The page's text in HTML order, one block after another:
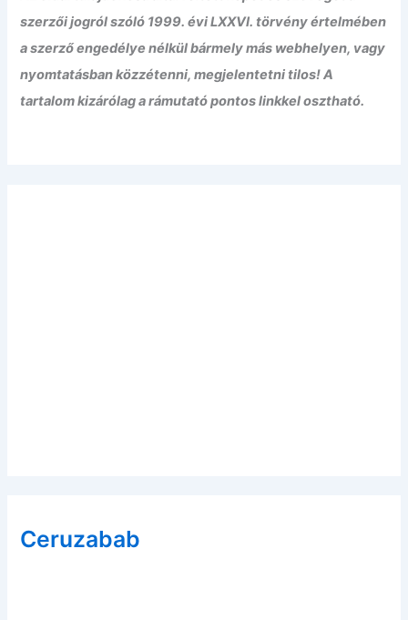
szerzői jogról szóló 1999. évi LXXVI. törvény értelmében
a szerző engedélye nélkül bármely más webhelyen, vagy
nyomtatásban közzétenni, megjelentetni tilos! A
tartalom kizárólag a rámutató pontos linkkel osztható.
Ceruzabab